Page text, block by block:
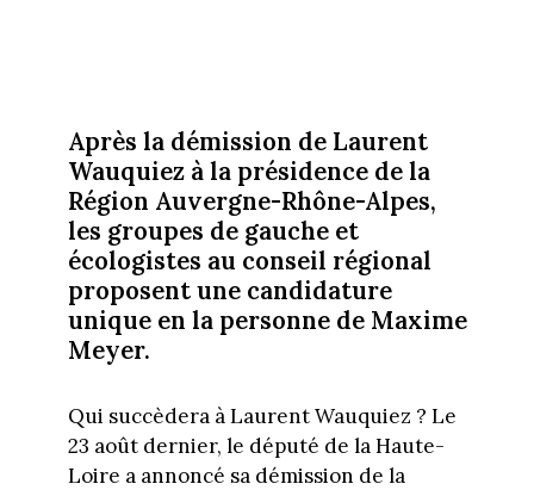
Après la démission de Laurent
Wauquiez à la présidence de la
Région Auvergne-Rhône-Alpes,
les groupes de gauche et
écologistes au conseil régional
proposent une candidature
unique en la personne de Maxime
Meyer.
Qui succèdera à Laurent Wauquiez ? Le
23 août dernier, le député de la Haute-
Loire a annoncé sa démission de la